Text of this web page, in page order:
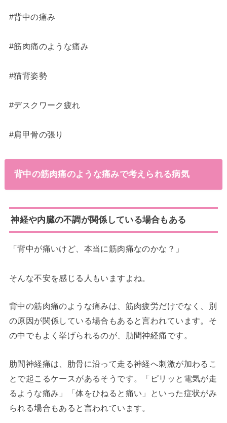
#背中の痛み
#筋肉痛のような痛み
#猫背姿勢
#デスクワーク疲れ
#肩甲骨の張り
背中の筋肉痛のような痛みで考えられる病気
神経や内臓の不調が関係している場合もある
「背中が痛いけど、本当に筋肉痛なのかな？」
そんな不安を感じる人もいますよね。
背中の筋肉痛のような痛みは、筋肉疲労だけでなく、別
の原因が関係している場合もあると言われています。そ
の中でもよく挙げられるのが、肋間神経痛です。
肋間神経痛は、肋骨に沿って走る神経へ刺激が加わるこ
とで起こるケースがあるそうです。「ピリッと電気が走
るような痛み」「体をひねると痛い」といった症状がみ
られる場合もあると言われています。